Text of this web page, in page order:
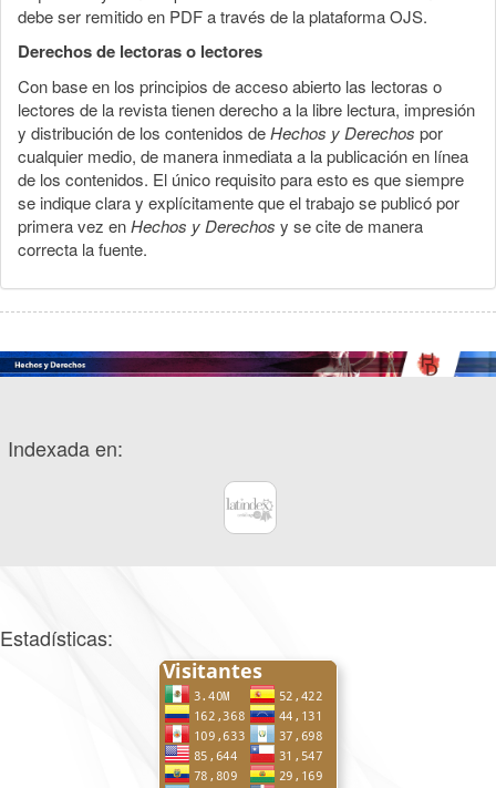
debe ser remitido en PDF a través de la plataforma OJS.
Derechos de lectoras o lectores
Con base en los principios de acceso abierto las lectoras o
lectores de la revista tienen derecho a la libre lectura, impresión
y distribución de los contenidos deHechos y Derechos por
cualquier medio, de manera inmediata a la publicación en línea
de los contenidos. El único requisito para esto es que siempre
se indique clara y explícitamente que el trabajo se publicó por
primera vez enHechos y Derechos y se cite de manera
correcta la fuente.
Indexada en:
Estadísticas: